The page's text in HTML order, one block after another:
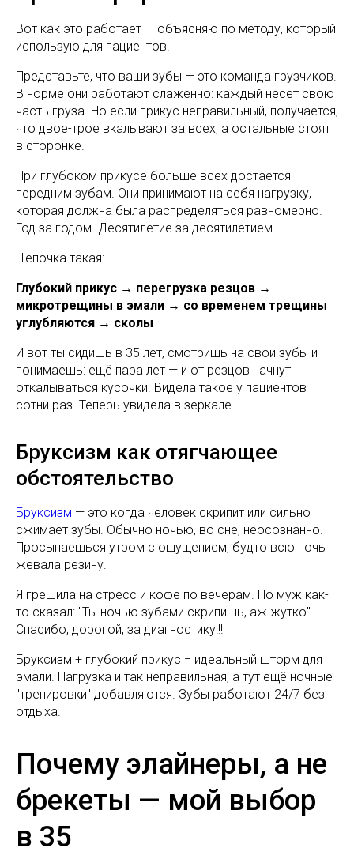
Вот как это работает — объясняю по методу, который
использую для пациентов.
Представьте, что ваши зубы — это команда грузчиков.
В норме они работают слаженно: каждый несёт свою
часть груза. Но если прикус неправильный, получается,
что двое-трое вкалывают за всех, а остальные стоят
в сторонке.
При глубоком прикусе больше всех достаётся
передним зубам. Они принимают на себя нагрузку,
которая должна была распределяться равномерно.
Год за годом. Десятилетие за десятилетием.
Цепочка такая:
Глубокий прикус → перегрузка резцов →
микротрещины в эмали → со временем трещины
углубляются → сколы
И вот ты сидишь в 35 лет, смотришь на свои зубы и
понимаешь: ещё пара лет — и от резцов начнут
откалываться кусочки. Видела такое у пациентов
сотни раз. Теперь увидела в зеркале.
Бруксизм как отягчающее
обстоятельство
Бруксизм — это когда человек скрипит или сильно
сжимает зубы. Обычно ночью, во сне, неосознанно.
Просыпаешься утром с ощущением, будто всю ночь
жевала резину.
Я грешила на стресс и кофе по вечерам. Но муж как-
то сказал: "Ты ночью зубами скрипишь, аж жутко".
Спасибо, дорогой, за диагностику!!!
Бруксизм + глубокий прикус = идеальный шторм для
эмали. Нагрузка и так неправильная, а тут ещё ночные
"тренировки" добавляются. Зубы работают 24/7 без
отдыха.
Почему элайнеры, а не
брекеты — мой выбор
в 35